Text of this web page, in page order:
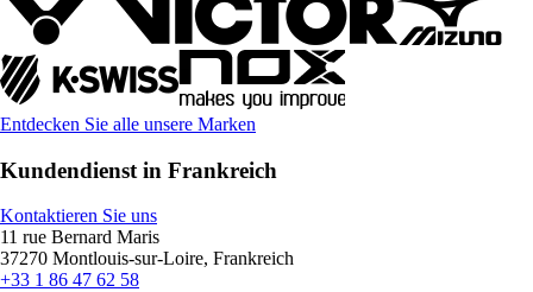
Entdecken Sie alle unsere Marken
Kundendienst in Frankreich
Kontaktieren Sie uns
11 rue Bernard Maris
37270 Montlouis-sur-Loire, Frankreich
+33 1 86 47 62 58